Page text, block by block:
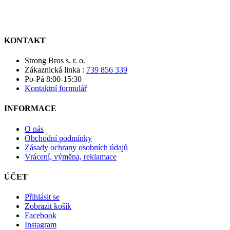
KONTAKT
Strong Bros s. r. o.
Zákaznická linka : 739 856 339
Po-Pá 8:00-15:30
Kontaktní formulář
INFORMACE
O nás
Obchodní podmínky
Zásady ochrany osobních údajů
Vrácení, výměna, reklamace
ÚČET
Přihlásit se
Zobrazit košík
Facebook
Instagram